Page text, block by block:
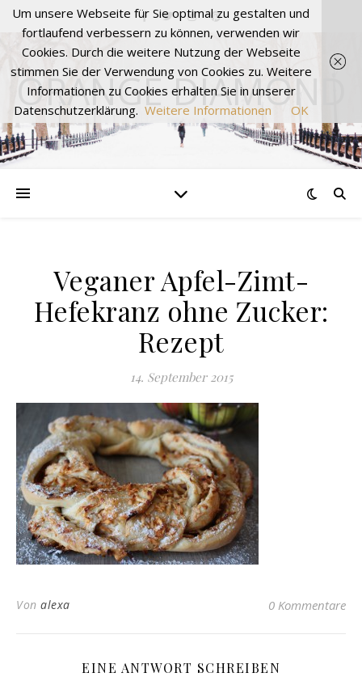
ORANGE DIAMOND
Veganer Apfel-Zimt-
Hefekranz ohne Zucker:
Rezept
14. September 2015
Von alexa 0 Kommentare
EINE ANTWORT SCHREIBEN
Um unsere Webseite für Sie optimal zu gestalten und
fortlaufend verbessern zu können, verwenden wir
Cookies. Durch die weitere Nutzung der Webseite
stimmen Sie der Verwendung von Cookies zu. Weitere
Informationen zu Cookies erhalten Sie in unserer
Datenschutzerklärung. Weitere Informationen OK